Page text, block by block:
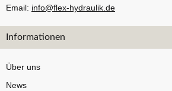
Email: info@flex-hydraulik.de
Informationen
Über uns
News